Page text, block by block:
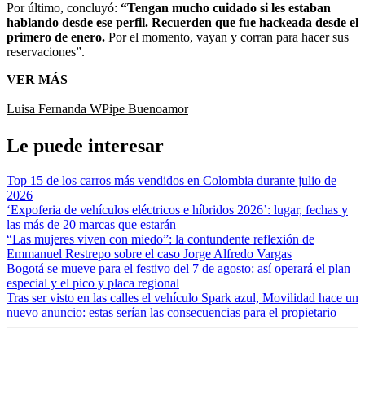
Por último, concluyó: “Tengan mucho cuidado si les estaban
hablando desde ese perfil. Recuerden que fue hackeada desde el
primero de enero. Por el momento, vayan y corran para hacer sus
reservaciones”.
VER MÁS
Luisa Fernanda WPipe Buenoamor
Le puede interesar
Top 15 de los carros más vendidos en Colombia durante julio de
2026
‘Expoferia de vehículos eléctricos e híbridos 2026’: lugar, fechas y
las más de 20 marcas que estarán
“Las mujeres viven con miedo”: la contundente reflexión de
Emmanuel Restrepo sobre el caso Jorge Alfredo Vargas
Bogotá se mueve para el festivo del 7 de agosto: así operará el plan
especial y el pico y placa regional
Tras ser visto en las calles el vehículo Spark azul, Movilidad hace un
nuevo anuncio: estas serían las consecuencias para el propietario